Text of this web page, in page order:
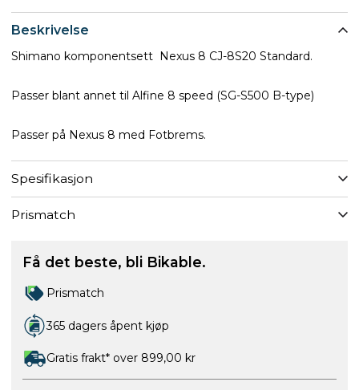
Beskrivelse
Shimano komponentsett Nexus 8 CJ-8S20 Standard.
Passer blant annet til Alfine 8 speed (SG-S500 B-type)
Passer på Nexus 8 med Fotbrems.
Spesifikasjon
Prismatch
Få det beste, bli Bikable.
Prismatch
365 dagers åpent kjøp
Gratis frakt* over 899,00 kr